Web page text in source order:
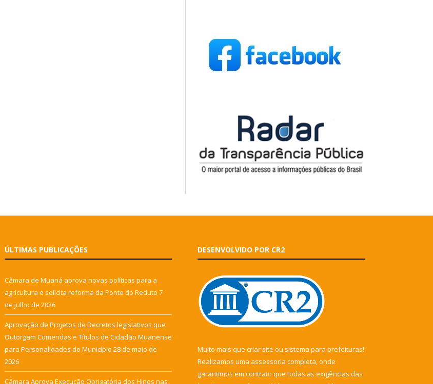
ÚLTIMAS PUBLICAÇÕES
Câmara de Muaná aprova novas políticas para a
agricultura e solicita reforma da Ponte do Reduto 7
de julho de 2026
Aprovação de Projetos de Decretos legislativos que
Outorgam Comendas e Títulos de Cidadão Muanense
para Personalidades do Município 28 de maio de
2026
Câmara Aprova Execução Obrigatória dos Hinos nas
DESENVOLVIDO POR CR2
Muito mais que criar site ou sistema para prefeituras!
Realizamos uma assessoria completa, onde
garantimos em contrato que todas as exigências das